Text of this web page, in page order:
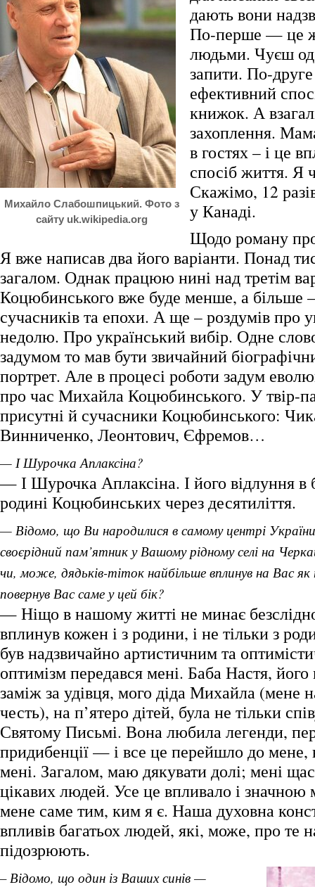
Михайло Слабошпицький. Фото з
сайту uk.wikipedia.org
дають вони
По-перше — це
людьми. Чуєш од
запити. По-
ефективний
книжок. А
захоплення.
в гостях – і це
спосіб життя. Я
Скажімо, 12
у Канаді.
Щодо роману
Я вже написав два його варіанти. Понад
загалом. Однак працюю нині над третім
Коцюбинського вже буде менше, а більше
сучасників та епохи. А ще – роздумів про
недолю. Про український вибір. Одне
задумом то мав бути звичайний
портрет. Але в процесі роботи задум
про час Михайла Коцюбинського. У твір-
присутні й сучасники Коцюбинського:
Винниченко, Леонтович, Єфремов…
— І Шурочка Аплаксіна?
— І Шурочка Аплаксіна. І його відлуння в
родині Коцюбинських через десятиліття.
— Відомо, що Ви народилися в самому центрі
своєрідний пам’ятник у Вашому рідному селі на
чи, може, дядьків-тіток найбільше вплинув на Вас
повернув Вас саме у цей бік?
— Ніщо в нашому житті не минає
вплинув кожен і з родини, і не тільки з
був надзвичайно артистичним та
оптимізм передався мені. Баба Настя,
заміж за удівця, мого діда Михайла (мене
честь), на п’ятеро дітей, була не тільки
Святому Письмі. Вона любила легенди,
придибенції — і все це перейшло до мене,
мені. Загалом, маю дякувати долі; мені
цікавих людей. Усе це впливало і значною
мене саме тим, ким я є. Наша духовна
впливів багатьох людей, які, може, про те
підозрюють.
– Відомо, що один із Ваших синів —